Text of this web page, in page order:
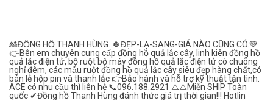
🎎ĐỒNG HỒ THANH HÙNG. 🍀ĐẸP-LẠ-SANG-GIÁ NÀO CŨNG CÓ.💚
👉Bên em chuyên cung cấp đồng hồ quả lắc cây, linh kiên đồng hồ
quả lắc điện tử, bộ ruột bộ máy đồng hồ quả lắc điện tử có chuông
nghỉ đêm, các mẫu ruột đồng hồ quả lắc cây siêu đẹp hàng chất,có
bán lẻ hộp pin và thanh lắc 👉Bảo hành và hỗ trợ kỹ thuật tận tình.
ACE có nhu cầu thì liên hệ 📞096.188.2921 ⚠️⚠️Miễn SHIP Toàn
quốc ✔Đồng hồ Thanh Hùng đánh thức giá trị thời gian!!! Hotlin